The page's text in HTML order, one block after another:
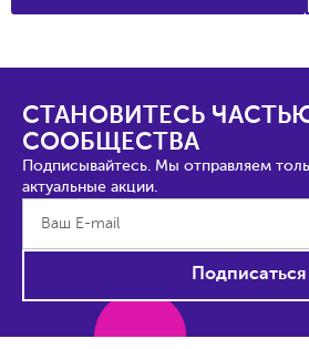
СТАНОВИТЕСЬ
СООБЩЕСТВА
Подписывайтесь. Мы отправляем
актуальные акции.
Подписаться